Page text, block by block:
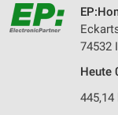
74532
Heute
Speichern von
auf einem
Verwendung
Werbeanzeigen
Erstellung von